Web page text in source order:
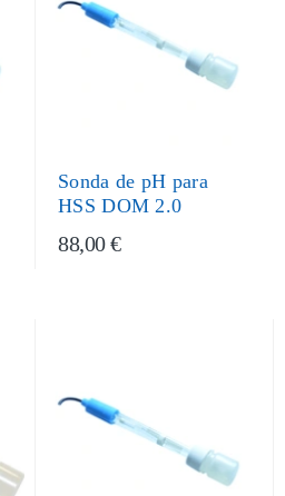
Sonda de pH para
HSS DOM 2.0
88,00 €